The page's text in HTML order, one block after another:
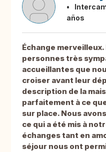
años
Échange
personnes très
accueillantes que
croiser avant leur
description de la
parfaitement à ce
sur place. Nous
ce qui a été mis à
échanges tant en
séjour nous ont